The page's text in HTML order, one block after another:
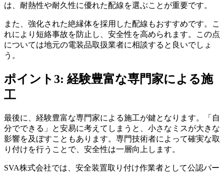
は、耐熱性や耐久性に優れた配線を選ぶことが重要です。
また、強化された絶縁体を採用した配線もおすすめです。こ
れにより短絡事故を防止し、安全性を高められます。この点
については地元の電装品取扱業者に相談すると良いでしょ
う。
ポイント3: 経験豊富な専門家による施
工
最後に、経験豊富な専門家による施工が鍵となります。「自
分でできる」と安易に考えてしまうと、小さなミスが大きな
影響を及ぼすこともあります。専門技術者によって確実な取
り付けを行うことで、安全性は一層向上します。
SVA株式会社では、安全装置取り付け作業者として公認パー